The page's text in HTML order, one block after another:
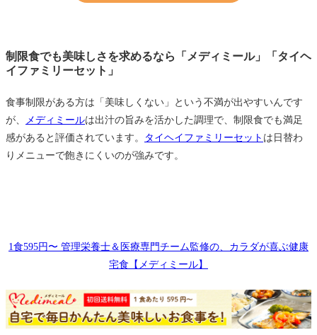
制限食でも美味しさを求めるなら「メディミール」「タイヘ
イファミリーセット」
食事制限がある方は「美味しくない」という不満が出やすいんです
が、
メディミールは出汁の旨みを活かした調理で、制限食でも満足
感があると評価されています。
タイヘイファミリーセット は日替わ
りメニューで飽きにくいのが強みです。
1食595円〜 管理栄養士＆医療専門チーム監修の、カラダが喜ぶ健康
宅食【メディミール】